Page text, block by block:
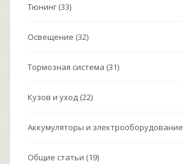
Тюнинг (33)
Освещение (32)
Тормозная система (31)
Кузов и уход (22)
Аккумуляторы и электрооборудование
Общие статьи (19)